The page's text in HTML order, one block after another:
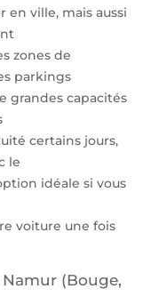
ville, mais aussi
zones de
parkings
grandes capacités
certains jours,
le
idéale si vous
voiture une fois
(Bouge,